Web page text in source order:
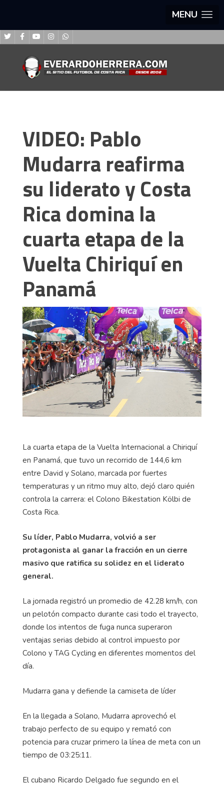
MENU
VIDEO: Pablo
Mudarra reafirma
su liderato y Costa
Rica domina la
cuarta etapa de la
Vuelta Chiriquí en
Panamá
La cuarta etapa de la Vuelta Internacional a Chiriquí
en Panamá, que tuvo un recorrido de 144,6 km
entre David y Solano, marcada por fuertes
temperaturas y un ritmo muy alto, dejó claro quién
controla la carrera: el Colono Bikestation Kölbi de
Costa Rica.
Su líder, Pablo Mudarra, volvió a ser
protagonista al ganar la fracción en un cierre
masivo que ratifica su solidez en el liderato
general.
La jornada registró un promedio de 42.28 km/h, con
un pelotón compacto durante casi todo el trayecto,
donde los intentos de fuga nunca superaron
ventajas serias debido al control impuesto por
Colono y TAG Cycling en diferentes momentos del
día.
Mudarra gana y defiende la camiseta de líder
En la llegada a Solano, Mudarra aprovechó el
trabajo perfecto de su equipo y remató con
potencia para cruzar primero la línea de meta con un
tiempo de 03:25:11.
El cubano Ricardo Delgado fue segundo en el